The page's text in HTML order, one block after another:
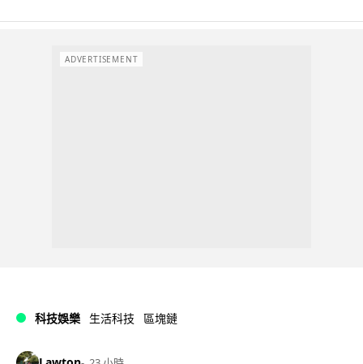
ADVERTISEMENT
科技娛樂 生活科技 區塊鏈